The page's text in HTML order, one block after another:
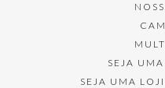
SEJA
SEJA UMA